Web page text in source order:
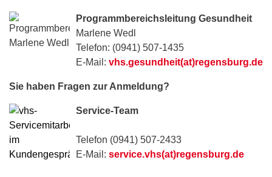
Programmbereichsleitung Gesundheit
Marlene Wedl
Telefon: (0941) 507-1435
E-Mail: vhs.gesundheit(at)regensburg.de
Sie haben Fragen zur Anmeldung?
Service-Team
Telefon (0941) 507-2433
E-Mail: service.vhs(at)regensburg.de